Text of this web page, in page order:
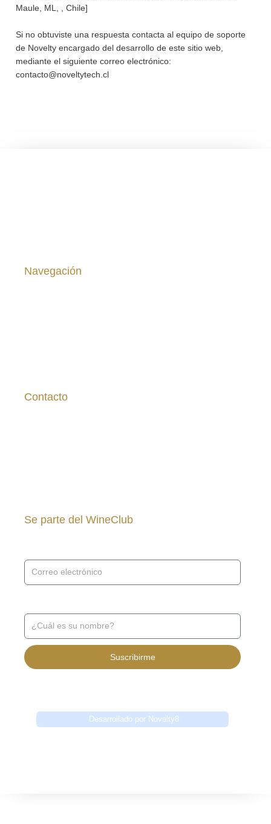
Maule, ML, , Chile]
Si no obtuviste una respuesta contacta al equipo de soporte
de Novelty encargado del desarrollo de este sitio web,
mediante el siguiente correo electrónico:
contacto@noveltytech.cl
Navegación
Contacto
Se parte del WineClub
Suscribirme
Desarrollado por Novelty8